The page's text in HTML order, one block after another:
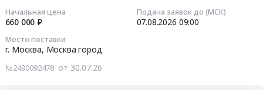
Начальная цена
660 000 ₽
Подача заявок до (МСК)
07.08.2026 09:00
Место поставки
г. Москва, Москва город
№2490092478 от 30.07.26